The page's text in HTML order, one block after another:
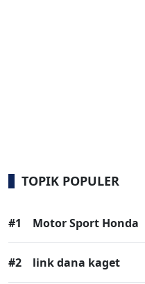
TOPIK POPULER
#1 Motor Sport Honda
#2 link dana kaget